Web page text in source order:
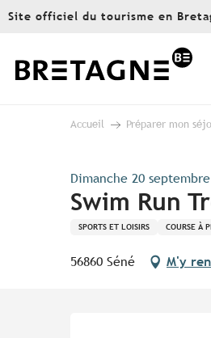
Aller
principal
Site officiel du tourisme en
Accueil Préparer mon
Dimanche 20 septembre
Swim Run
SPORTS ET LOISIRS COURSE À
56860 Séné M'y